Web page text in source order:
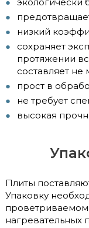
низкий
сохраняет
протяжении
составляет не
прост в
не требует
высокая
Плиты
Упаковку
нагревательных